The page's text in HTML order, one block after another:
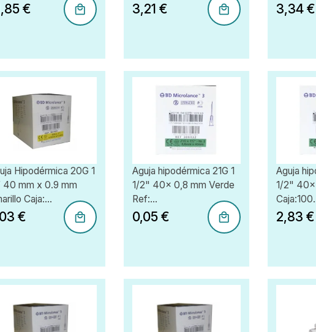
€ 3,21 € 3,34 €
Hipodérmica 20G 1
40 mm x 0.9 mm
Caja:...
€
Aguja hipodérmica 21G 1
1/2" 40x 0,8 mm Verde
Ref:...
0,05 €
Aguja
1/2" 40x
2,83 €